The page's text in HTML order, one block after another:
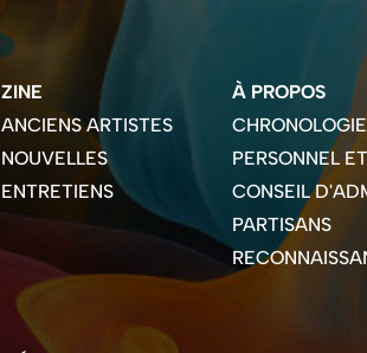
ZINE
ANCIENS ARTISTES
NOUVELLES
ENTRETIENS
À PROPOS
PERSONNEL
CONSEIL
PARTISANS